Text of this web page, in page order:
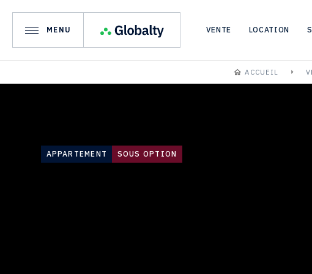
MENU VENTE LOCATION
ACCUEIL
APPARTEMENT SOUS OPTION